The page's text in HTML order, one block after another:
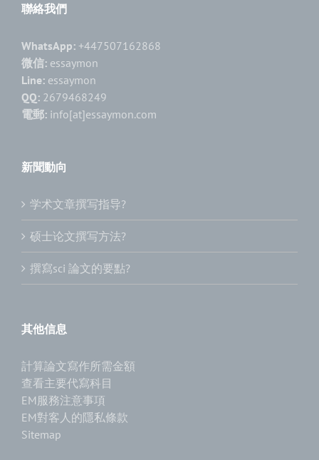
聯絡我們
WhatsApp: +447507162868
微信: essaymon
Line: essaymon
QQ: 2679468249
電郵: info[at]essaymon.com
新聞動向
学术文章撰写指导?
硕士论文撰写方法?
撰寫sci 論文的要點?
其他信息
計算論文寫作所需金額
查看主要代寫科目
EM服務注意事項
EM對客人的隱私條款
Sitemap